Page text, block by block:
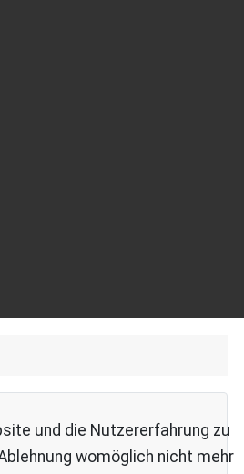
und die Nutzererfahrung zu
womöglich nicht mehr